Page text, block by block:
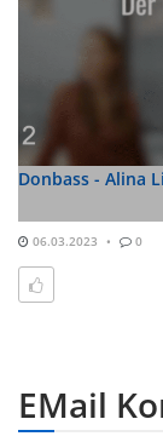
Donbass - Alina
06.03.2023 0
EMail